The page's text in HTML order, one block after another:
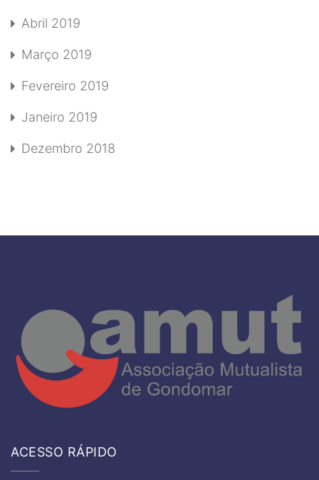
Abril 2019
Março 2019
Fevereiro 2019
Janeiro 2019
Dezembro 2018
ACESSO RÁPIDO